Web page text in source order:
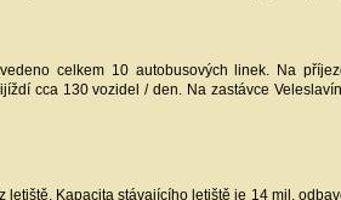
celkem 10 autobusových linek. Na
cca 130 vozidel / den. Na zastávce
Kapacita stávajícího letiště je 14 mil.